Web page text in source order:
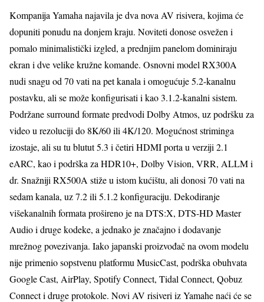
Kompanija Yamaha najavila je dva nova AV risivera, kojima će
dopuniti ponudu na donjem kraju. Noviteti donose osvežen i
pomalo minimalistički izgled, a prednjim panelom dominiraju
ekran i dve velike kružne komande. Osnovni model RX300A
nudi snagu od 70 vati na pet kanala i omogućuje 5.2-kanalnu
postavku, ali se može konfigurisati i kao 3.1.2-kanalni sistem.
Podržane surround formate predvodi Dolby Atmos, uz podršku za
video u rezoluciji do 8K/60 ili 4K/120. Mogućnost striminga
izostaje, ali su tu blutut 5.3 i četiri HDMI porta u verziji 2.1
eARC, kao i podrška za HDR10+, Dolby Vision, VRR, ALLM i
dr. Snažniji RX500A stiže u istom kućištu, ali donosi 70 vati na
sedam kanala, uz 7.2 ili 5.1.2 konfiguraciju. Dekodiranje
višekanalnih formata prošireno je na DTS:X, DTS-HD Master
Audio i druge kodeke, a jednako je značajno i dodavanje
mrežnog povezivanja. Iako japanski proizvođač na ovom modelu
nije primenio sopstvenu platformu MusicCast, podrška obuhvata
Google Cast, AirPlay, Spotify Connect, Tidal Connect, Qobuz
Connect i druge protokole. Novi AV risiveri iz Yamahe naći će se